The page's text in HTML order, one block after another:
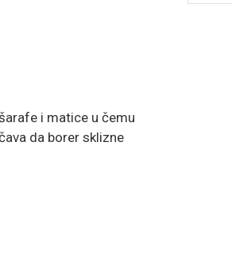
i matice u čemu
da borer sklizne